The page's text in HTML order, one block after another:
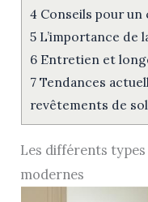
4Conseils pour un
5L’importance de
6Entretien et
7Tendances
revêtements de sol
Les différents
modernes